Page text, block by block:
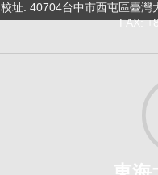
校址: 40704台中市西屯區臺
FAX: